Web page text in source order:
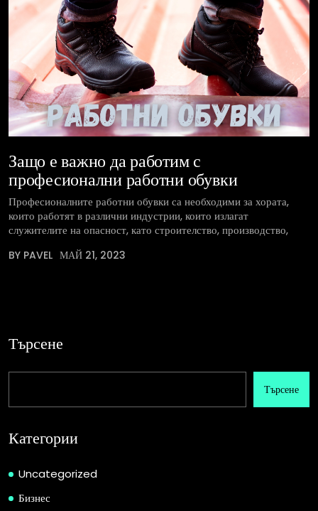
Защо е важно да работим с
професионални работни обувки
Професионалните работни обувки са необходими за хората,
които работят в различни индустрии, които излагат
служителите на опасност, като строителство, производство,
BY PAVEL МАЙ 21, 2023
Търсене
Търсене
Категории
Uncategorized
Бизнес